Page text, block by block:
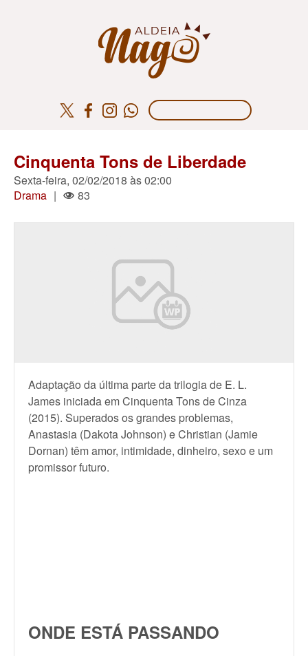
Cinquenta Tons de Liberdade
Sexta-feira, 02/02/2018 às 02:00
Drama | 83
Adaptação da última parte da trilogia de E. L.
James iniciada em Cinquenta Tons de Cinza
(2015). Superados os grandes problemas,
Anastasia (Dakota Johnson) e Christian (Jamie
Dornan) têm amor, intimidade, dinheiro, sexo e um
promissor futuro.
ONDE ESTÁ PASSANDO